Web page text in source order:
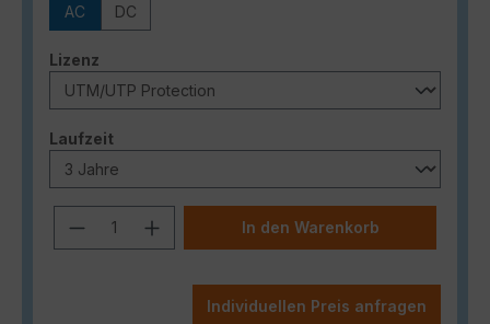
AC DC
Lizenz
Laufzeitauswählen
Produkt Anzahl: Gib den
In den Warenkorb
Individuellen Preis anfragen